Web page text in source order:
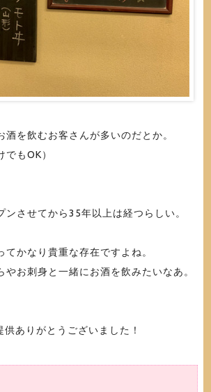
酒を飲むお客さんが多いのだとか。
でもOK）
ンさせてから35年以上は経つらしい。
てかなり貴重な存在ですよね。
やお刺身と一緒にお酒を飲みたいなあ。
ありがとうございました！